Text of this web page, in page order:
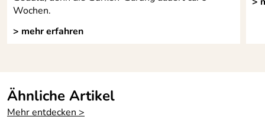
Wochen.
> mehr erfahren
Ähnliche Artikel
Mehr entdecken >